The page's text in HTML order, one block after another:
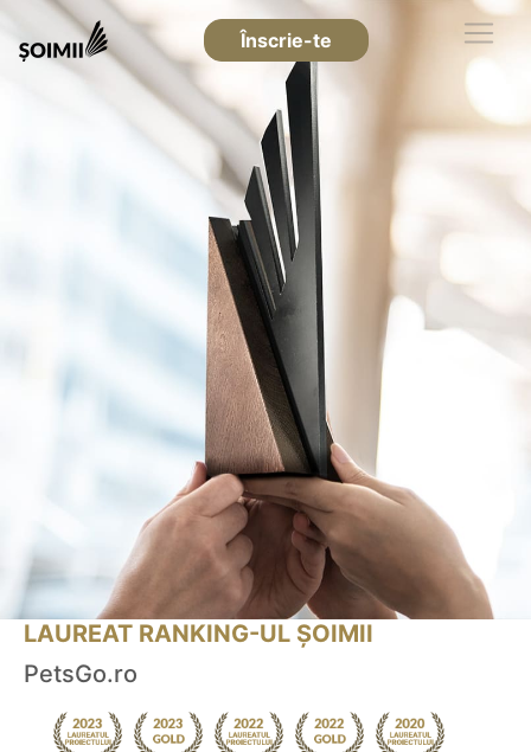
Înscrie-te
LAUREAT RANKING-UL ȘOIMII
PetsGo.ro